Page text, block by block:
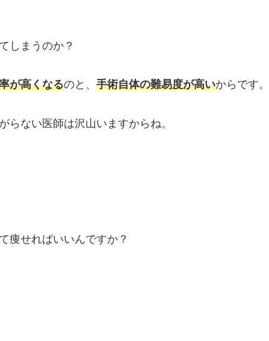
しまうのか？
が高くなるのと、 手術自体の難易度が高いからです。
らない医師は沢山いますからね。
痩せればいいんですか？